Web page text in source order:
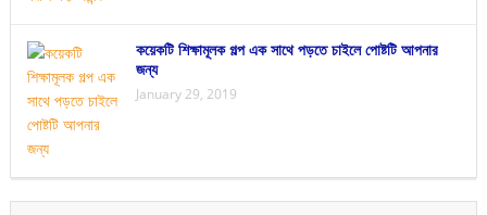
কয়েকটি শিক্ষামূলক গল্প এক সাথে পড়তে চাইলে পোষ্টটি আপনার
জন্য
January 29, 2019